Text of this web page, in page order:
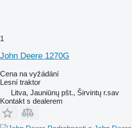
1
John Deere 1270G
Cena na vyžádání
Lesní traktor
Litva, Jauniūnų pšt., Širvintų r.sav
Kontakt s dealerem